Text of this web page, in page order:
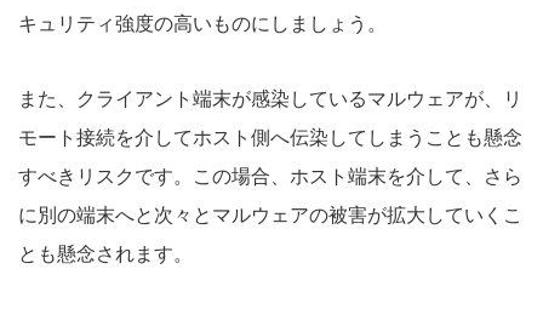
キュリティ強度の高いものにしましょう。
また、クライアント端末が感染しているマルウェアが、リ
モート接続を介してホスト側へ伝染してしまうことも懸念
すべきリスクです。この場合、ホスト端末を介して、さら
に別の端末へと次々とマルウェアの被害が拡大していくこ
とも懸念されます。